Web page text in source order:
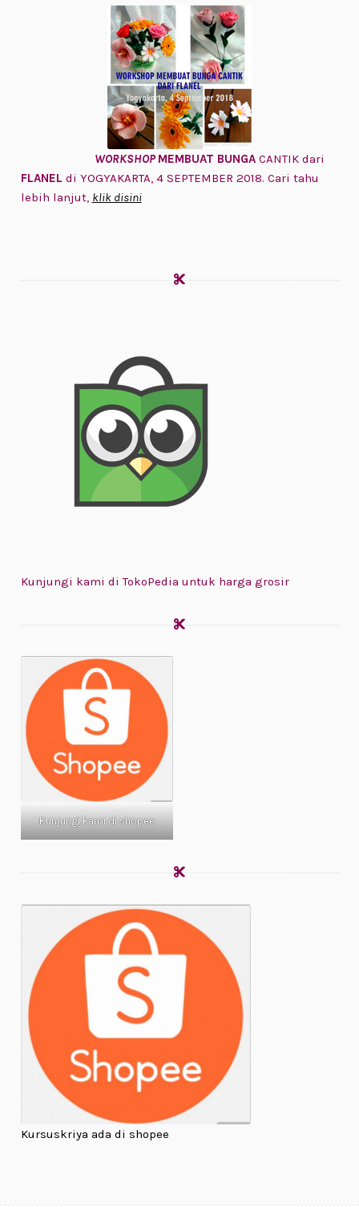
WORKSHOP MEMBUAT BUNGACANTIK dari
FLANEL di YOGYAKARTA, 4 SEPTEMBER 2018. Cari tahu
lebih lanjut, klik disini
Kunjungi kami di TokoPedia untuk harga grosir
Kunjungi kami di shopee
Kursuskriya ada di shopee